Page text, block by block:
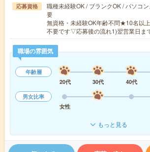
応募資格
職種未経験OK / ブランクOK / パソコ
要
無資格・未経験OK年齢不問★10名以
不要です▽応募後の流れ1)翌営業日ま
職場の雰囲気
年齢層
20代
30代 40代
男女比率
女性
もっと見る